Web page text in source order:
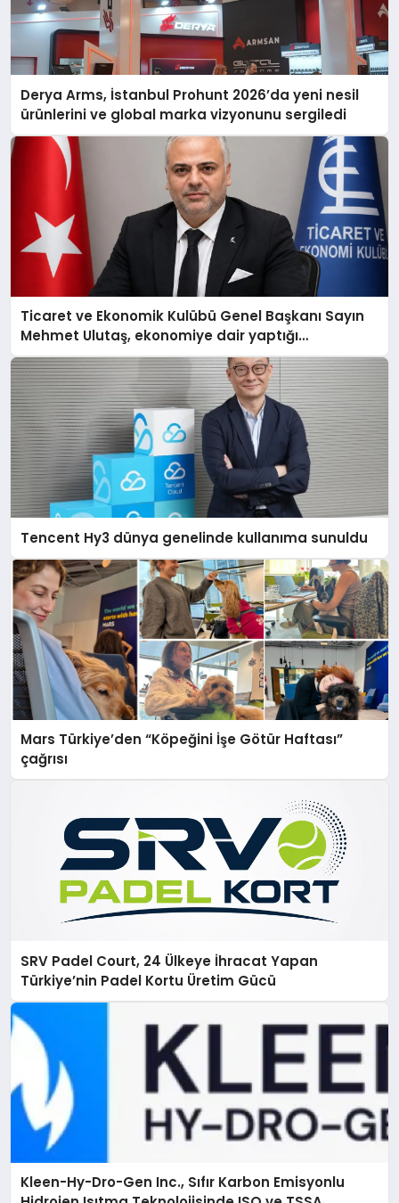
Derya Arms, İstanbul Prohunt 2026’da yeni nesil
ürünlerini ve global marka vizyonunu sergiledi
Ticaret ve Ekonomik Kulübü Genel Başkanı Sayın
Mehmet Ulutaş, ekonomiye dair yaptığı
açıklamada şunları kaydetti:
Tencent Hy3 dünya genelinde kullanıma sunuldu
Mars Türkiye’den “Köpeğini İşe Götür Haftası”
çağrısı
SRV Padel Court, 24 Ülkeye İhracat Yapan
Türkiye’nin Padel Kortu Üretim Gücü
Kleen-Hy-Dro-Gen Inc., Sıfır Karbon Emisyonlu